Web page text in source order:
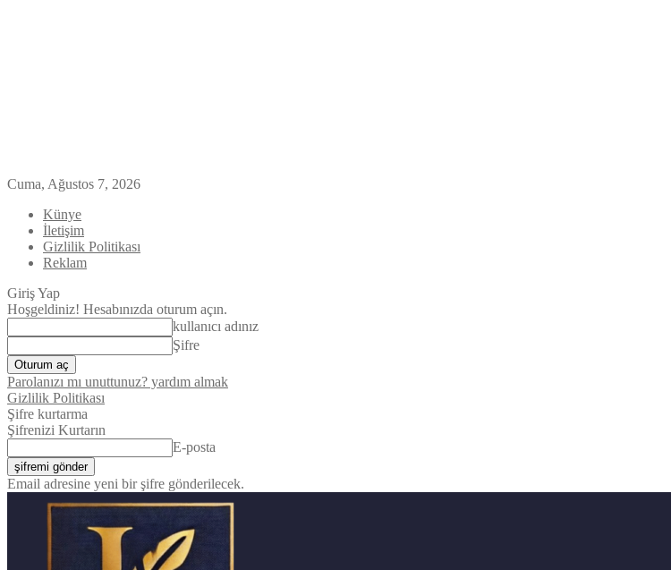
Cuma, Ağustos 7, 2026
Künye
İletişim
Gizlilik Politikası
Reklam
Giriş Yap
Hoşgeldiniz! Hesabınızda oturum açın.
kullanıcı adınız
Şifre
Parolanızı mı unuttunuz? yardım almak
Gizlilik Politikası
Şifre kurtarma
Şifrenizi Kurtarın
E-posta
Email adresine yeni bir şifre gönderilecek.